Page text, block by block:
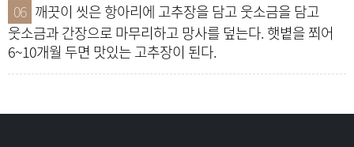
06 깨끗이 씻은 항아리에 고추장을 담고 웃소금을 담고
웃소금과 간장으로 마무리하고 망사를 덮는다. 햇볕을 쬐어
6~10개월 두면 맛있는 고추장이 된다.